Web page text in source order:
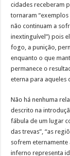
cidades receberam
tornaram
não continuam a
inextinguível”) pois
fogo, a punição,
enquanto o que
permanece o
eterna para aqueles
Não há nenhuma
descrito na
fábula de um lugar
das trevas”, “as
sofrem
inferno representa